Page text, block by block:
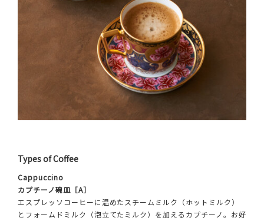
Types of Coffee
Cappuccino
カプチーノ碗皿［A］
エスプレッソコーヒーに温めたスチームミルク（ホットミルク）
とフォームドミルク（泡立てたミルク）を加えるカプチーノ。お好